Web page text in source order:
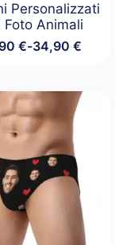
Personalizzati
Foto Animali
€-34,90 €
Fascia
da
19,90 €
a
34,90 €